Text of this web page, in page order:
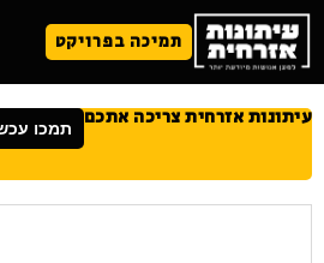
תמיכה בפרויקט
עיתונות אזרחית צריכה אתכם תמכו